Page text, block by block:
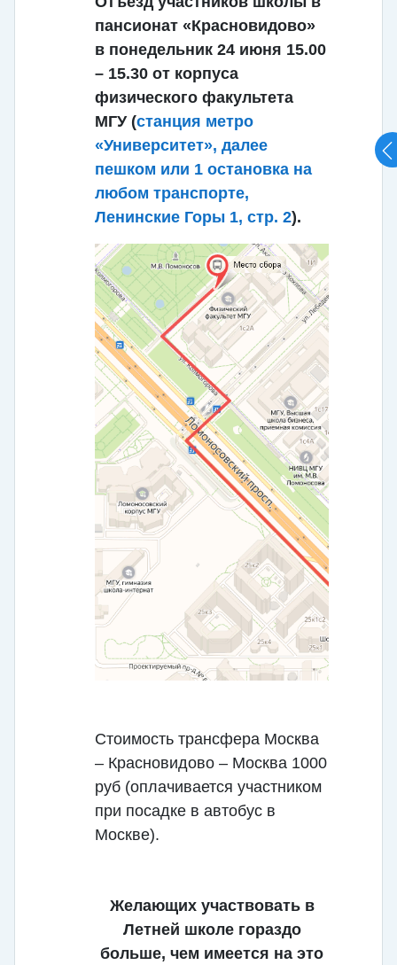
пансионат «Красновидово»
в понедельник 24 июня 15.00
– 15.30 от корпуса
физического факультета
МГУ (станция метро
«Университет», далее
пешком или 1 остановка на
любом транспорте,
Ленинские Горы 1, стр. 2).
Стоимость трансфера Москва
– Красновидово – Москва 1000
руб (оплачивается участником
при посадке в автобус в
Москве).
Желающих участвовать в
Летней школе гораздо
больше, чем имеется на это